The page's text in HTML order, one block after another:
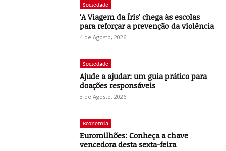
Sociedade
‘A Viagem da Íris’ chega às escolas
para reforçar a prevenção da violência
4 de Agosto, 2026
Sociedade
Ajude a ajudar: um guia prático para
doações responsáveis
3 de Agosto, 2026
Economia
Euromilhões: Conheça a chave
vencedora desta sexta-feira